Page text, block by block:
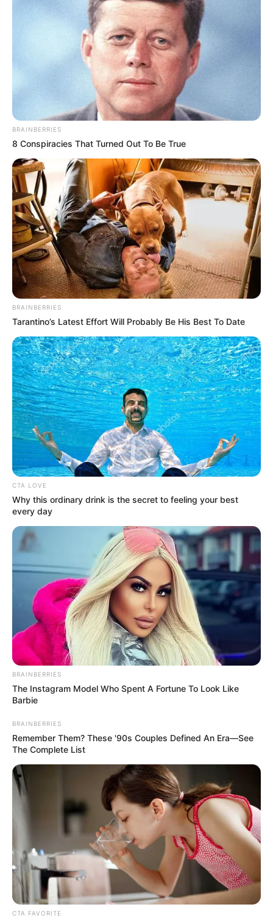
Brasil | CONACS | Associação
Solidariedade | Economia|Governo|
Ministério da Saúde|Agentes de
Saúde| Tecnologia | Saúde |Dinheiro
Veja outras formas de doações,aqui!
SHARE THIS Share it Tweet
Share it Pin it
PUBLICAÇÕES RELACIONADAS
Prefeitura
PRÓXIMA MATÉRIA
Mais de 40 municípios
participaram Simpósio dos
ACS/ACE em Araripina.
PUBLICAÇÃO RECENTE
Serviço para solicitação de
atendimento ao público do
projeto Saúde com Agente.
FAÇA O SEU COMENTÁRIO AQUI!
FALE CONOSCO
Nome
BUSCAR
DESTAQUES
FACEBOOK
DESTAQUES DA SEMANA
Agente de Saúde é indiciada por falsificar
visitas que nunca aconteceram.
Câmara dos Deputados: anuênios, triênios,
BRAINBERRIES
8 Conspiracies That Turned Out To Be True
BRAINBERRIES
Tarantino’s Latest Effort Will Probably Be His Best To Date
CTA LOVE
Why this ordinary drink is the secret to feeling your best
every day
BRAINBERRIES
The Instagram Model Who Spent A Fortune To Look Like
Barbie
BRAINBERRIES
Remember Them? These '90s Couples Defined An Era—See
The Complete List
CTA FAVORITE